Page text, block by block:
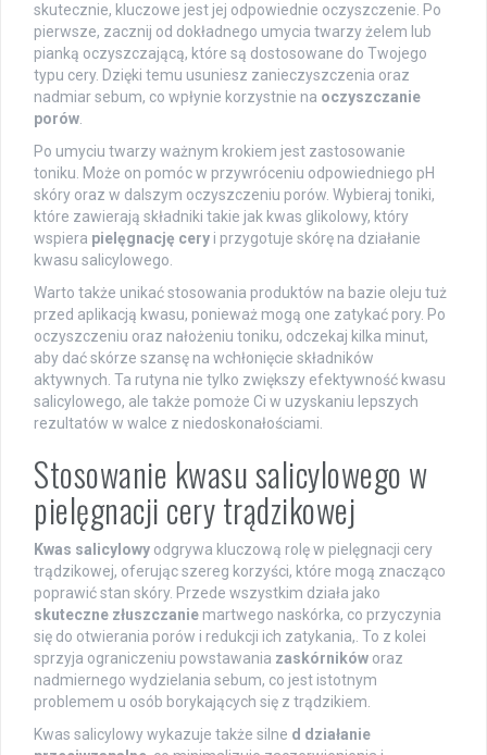
skutecznie, kluczowe jest jej odpowiednie oczyszczenie. Po
pierwsze, zacznij od dokładnego umycia twarzy żelem lub
pianką oczyszczającą, które są dostosowane do Twojego
typu cery. Dzięki temu usuniesz zanieczyszczenia oraz
nadmiar sebum, co wpłynie korzystnie na oczyszczanie
porów.
Po umyciu twarzy ważnym krokiem jest zastosowanie
toniku. Może on pomóc w przywróceniu odpowiedniego pH
skóry oraz w dalszym oczyszczeniu porów. Wybieraj toniki,
które zawierają składniki takie jak kwas glikolowy, który
wspiera pielęgnację cery i przygotuje skórę na działanie
kwasu salicylowego.
Warto także unikać stosowania produktów na bazie oleju tuż
przed aplikacją kwasu, ponieważ mogą one zatykać pory. Po
oczyszczeniu oraz nałożeniu toniku, odczekaj kilka minut,
aby dać skórze szansę na wchłonięcie składników
aktywnych. Ta rutyna nie tylko zwiększy efektywność kwasu
salicylowego, ale także pomoże Ci w uzyskaniu lepszych
rezultatów w walce z niedoskonałościami.
Stosowanie kwasu salicylowego w
pielęgnacji cery trądzikowej
Kwas salicylowy odgrywa kluczową rolę w pielęgnacji cery
trądzikowej, oferując szereg korzyści, które mogą znacząco
poprawić stan skóry. Przede wszystkim działa jako
skuteczne złuszczanie martwego naskórka, co przyczynia
się do otwierania porów i redukcji ich zatykania,. To z kolei
sprzyja ograniczeniu powstawania zaskórników oraz
nadmiernego wydzielania sebum, co jest istotnym
problemem u osób borykających się z trądzikiem.
Kwas salicylowy wykazuje także silne d działanie